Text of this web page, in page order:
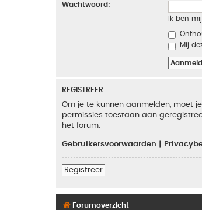
Wachtwoord:
Ik ben
Mij
REGISTREER
Om je te kunnen aanmelden, moet
permissies toestaan aan
het forum.
Gebruikersvoorwaarden
Registreer
Forumoverzicht